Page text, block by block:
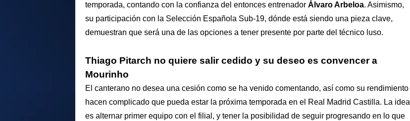
temporada, contando con la confianza del entonces entrenador Álvaro Arbeloa. Asimismo,
su participación con la Selección Española Sub-19, dónde está siendo una pieza clave,
demuestran que será una de las opciones a tener presente por parte del técnico luso.
Thiago Pitarch no quiere salir cedido y su deseo es convencer a
Mourinho
El canterano no desea una cesión como se ha venido comentando, así como su rendimiento
hacen complicado que pueda estar la próxima temporada en el Real Madrid Castilla. La idea
es alternar primer equipo con el filial, y tener la posibilidad de seguir progresando en lo que